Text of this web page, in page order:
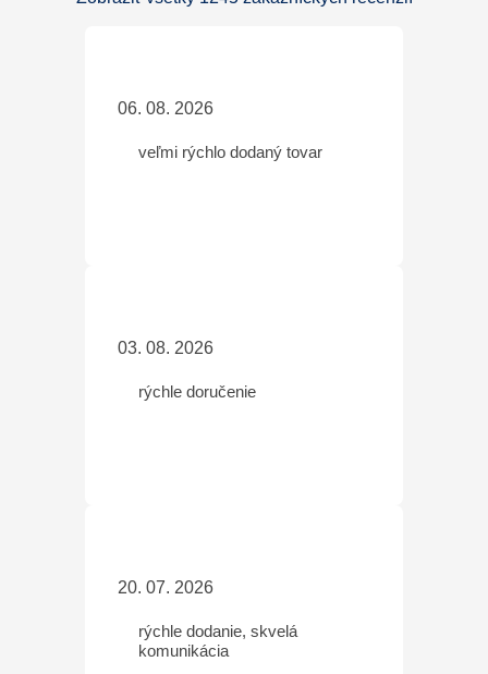
06. 08. 2026
veľmi rýchlo dodaný tovar
03. 08. 2026
rýchle doručenie
20. 07. 2026
rýchle dodanie, skvelá
komunikácia